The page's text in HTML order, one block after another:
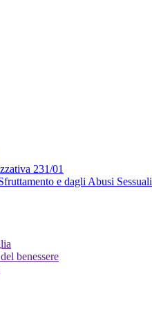
231/01
e dagli Abusi Sessuali
benessere